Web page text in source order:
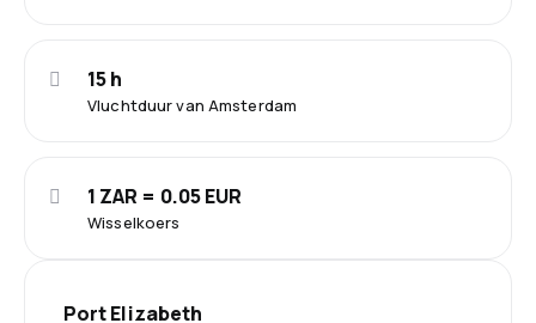
Vluchtduur van Amsterdam
15 h
Wisselkoers
1 ZAR = 0.05 EUR
Port Elizabeth